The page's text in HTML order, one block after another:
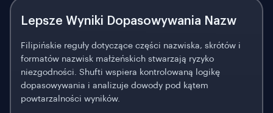
Lepsze Wyniki Dopasowywania Nazw
Filipińskie reguły dotyczące części nazwiska, skrótów i
formatów nazwisk małżeńskich stwarzają ryzyko
niezgodności. Shufti wspiera kontrolowaną logikę
dopasowywania i analizuje dowody pod kątem
powtarzalności wyników.